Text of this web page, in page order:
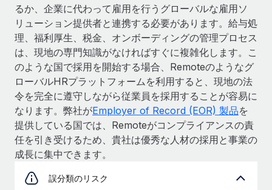
るか、企業に代わって雇用を行うグローバルな雇用ソ
リューション提供者と連携する必要があります。給与処
理、福利厚生、税金、オンボーディングの管理プロセス
は、現地の専門知識がなければすぐに複雑化します。こ
のような国で採用を開始する場合、Remoteのようなグ
ローバルHRプラットフォームを利用すると、現地の法
令を完全に遵守しながら従業員を採用することが容易に
なります。弊社がEmployer of Record (EOR) 製品を
提供している国では、Remoteがコンプライアンスの責
任を引き受けるため、貴社は優秀な人材の採用と事業の
成長に集中できます。
誤分類のリスク